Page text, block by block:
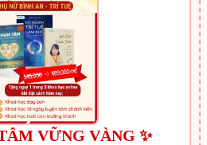
VỮNG VÀNG ✨